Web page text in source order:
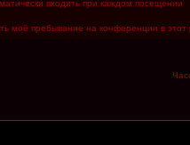
входить при каждом посещении
моё пребывание на конференции в этот